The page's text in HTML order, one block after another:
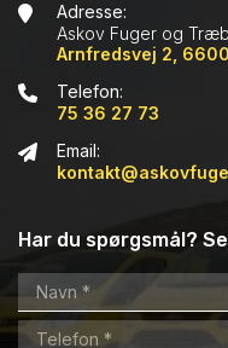
Adresse:
Askov Fuger og
Arnfredsvej 2,
Telefon:
75 36 27 73
Email:
Har du spørgsmål?